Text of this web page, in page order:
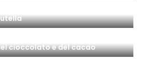
cioccolato e del cacao